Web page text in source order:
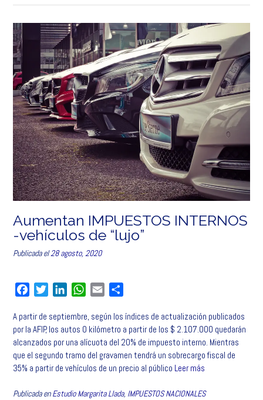
Aumentan IMPUESTOS INTERNOS
-vehículos de “lujo”
Publicada el28 agosto, 2020
c
e
b
o
o
i
t
t
e
r
n
k
e
d
I
W
a
t
s
A
p
a
i
l
m
p
a
r
t
A partir de septiembre, según los índices de actualización publicados
por la AFIP, los autos 0 kilómetro a partir de los $ 2.107.000 quedarán
alcanzados por una alícuota del 20% de impuesto interno. Mientras
que el segundo tramo del gravamen tendrá un sobrecargo fiscal de
35% a partir de vehículos de un precio al público Leer más
Publicada enEstudio Margarita Llada, IMPUESTOS NACIONALES